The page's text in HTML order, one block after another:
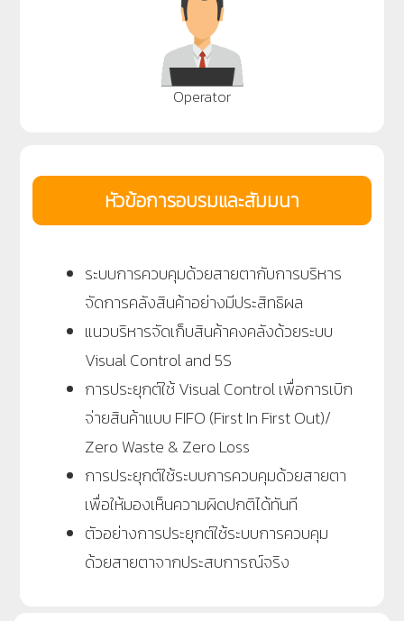
Operator
หัวข้อการอบรมและสัมมนา
ระบบการควบคุมด้วยสายตากับการบริหาร
จัดการคลังสินค้าอย่างมีประสิทธิผล
แนวบริหารจัดเก็บสินค้าคงคลังด้วยระบบ
Visual Control and 5S
การประยุกต์ใช้ Visual Control เพื่อการเบิก
จ่ายสินค้าแบบ FIFO (First In First Out)/
Zero Waste & Zero Loss
การประยุกต์ใช้ระบบการควบคุมด้วยสายตา
เพื่อให้มองเห็นความผิดปกติได้ทันที
ตัวอย่างการประยุกต์ใช้ระบบการควบคุม
ด้วยสายตาจากประสบการณ์จริง